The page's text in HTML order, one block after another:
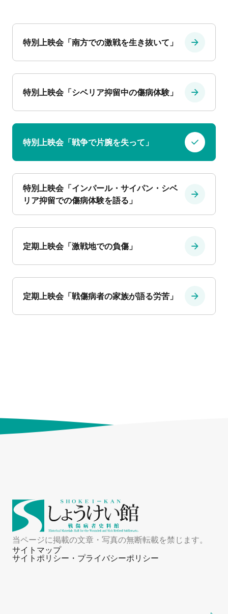
特別上映会「南方での激戦を生き抜いて」
特別上映会「シベリア抑留中の傷病体験」
特別上映会「戦争で片腕を失って」
特別上映会「インパール・サイパン・シベ
リア抑留での傷病体験を語る」
定期上映会「激戦地での負傷」
定期上映会「戦傷病者の家族が語る労苦」
当ページに掲載の文章・写真の無断転載を禁じます。
サイトマップ
サイトポリシー・プライバシーポリシー